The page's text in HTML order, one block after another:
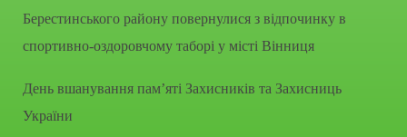
Берестинського району повернулися з відпочинку в
спортивно-оздоровчому таборі у місті Вінниця
День вшанування пам’яті Захисників та Захисниць
України